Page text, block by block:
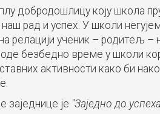
добродошлицу коју школа
рад и успех. У школи
релацији ученик – родитељ –
безбедно време у школи
активности како би
је "Заједно до